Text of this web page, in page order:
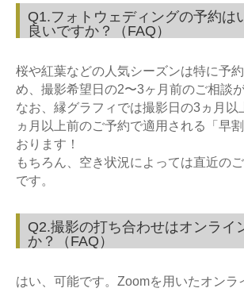
Q1.フォトウェディングの予約は
良いですか？（FAQ）
桜や紅葉などの人気シーズンは特に予
め、撮影希望日の2〜3ヶ月前のご相談
なお、縁グラフィでは撮影日の3ヵ月以
ヵ月以上前のご予約で適用される「早
おります！
もちろん、空き状況によっては直近の
です。
Q2.撮影の打ち合わせはオンライ
か？（FAQ）
はい、可能です。 Zoomを用いたオンラ